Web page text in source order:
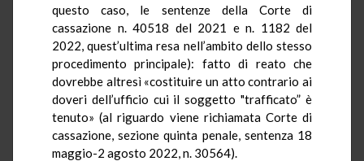
questo caso, le sentenze della Corte di
cassazione n. 40518 del 2021 e n. 1182 del
2022, quest’ultima resa nell’ambito dello stesso
procedimento principale): fatto di reato che
dovrebbe altresì «costituire un atto contrario ai
doveri dell’ufficio cui il soggetto "trafficato” è
tenuto» (al riguardo viene richiamata Corte di
cassazione, sezione quinta penale, sentenza 18
maggio-2 agosto 2022, n. 30564).